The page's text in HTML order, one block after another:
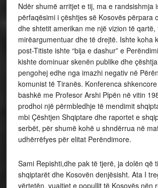
Ndër shumë arritjet e tij, ma e randsishmja
përfaqësimi i çështjes së Kosovës përpara
dhe shtetit amerikan me një vizion të qartë,
mirëargumentuar dhe të drejtë. Ishte koha
post-Titiste ishte “bija e dashur” e
kishte dominuar skenën publike dhe
pengohej edhe nga imazhi negativ në
komunist të Tiranës. Konferenca
bashkë me Profesor Arshi Pipën në vitin
prodhoi një përmbledhje të mendimit
mbi Çështjen Shqiptare dhe raportet e
serbët, për shumë kohë u shndërrua në
udhërrëfyes për elitat Perëndimore.
Sami Repishti,dhe pak të tjerë, ja dolën që
shqiptarët dhe Kosovën denjësisht. Ata I
vërtetën, vuajtjet e popullit të Kosovës nën